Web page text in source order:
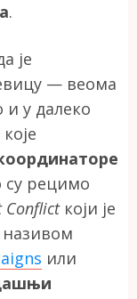
.
је
— веома
и у далеко
су рецимо
Conflictкоји је
називом
или